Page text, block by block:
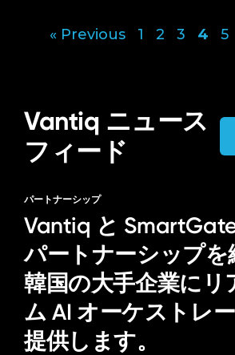
ペ
ー
ジ
り
« Previous 1 2 3 4 5
Vantiq ニュース
フィード
パートナーシップ
Vantiq と
パートナーシップを
韓国の大手企業にリ
ム AI オーケストレ
提供します。